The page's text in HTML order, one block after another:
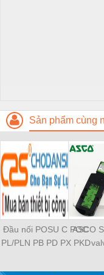
Sản phẩm cùng
Đầu nối POSU C POC
PL/PLN PB PD PX PKD
PLF PMF PTL SL SS
ASCO